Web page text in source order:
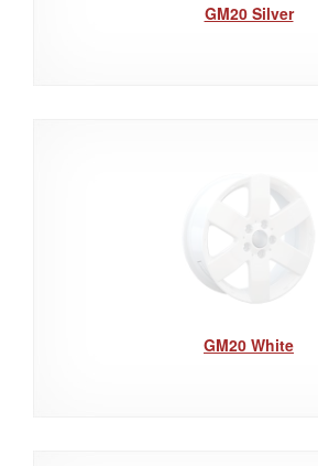
GM20 Silver
GM20 White